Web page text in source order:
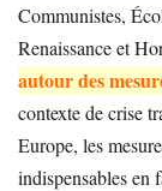
Communistes,
Renaissance et
autour des
contexte de crise
Europe, les
indispensables en